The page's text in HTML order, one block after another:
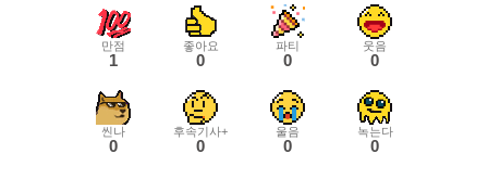
만점
1
좋아요
0
파티
0
웃음
0
씬나
0
후속기사+
0
울음
0
녹는다
0